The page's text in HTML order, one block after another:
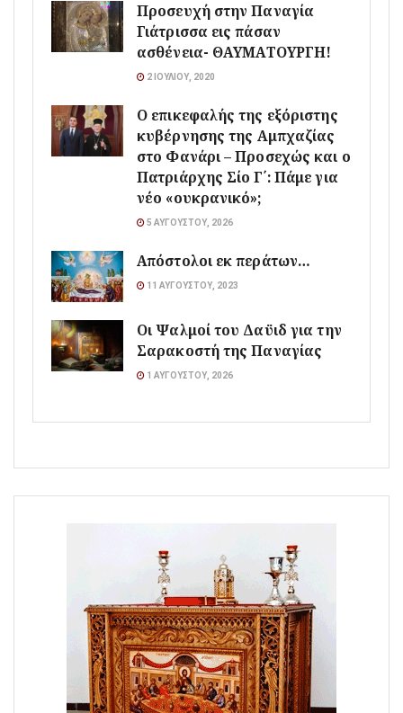
Προσευχή στην Παναγία
Γιάτρισσα εις πάσαν
ασθένεια- ΘΑΥΜΑΤΟΥΡΓΗ!
2 ΙΟΥΛΊΟΥ, 2020
Ο επικεφαλής της εξόριστης
κυβέρνησης της Αμπχαζίας
στο Φανάρι – Προσεχώς και ο
Πατριάρχης Σίο Γ΄: Πάμε για
νέο «ουκρανικό»;
5 ΑΥΓΟΎΣΤΟΥ, 2026
Απόστολοι εκ περάτων…
11 ΑΥΓΟΎΣΤΟΥ, 2023
Οι Ψαλμοί του Δαϋιδ για την
Σαρακοστή της Παναγίας
1 ΑΥΓΟΎΣΤΟΥ, 2026